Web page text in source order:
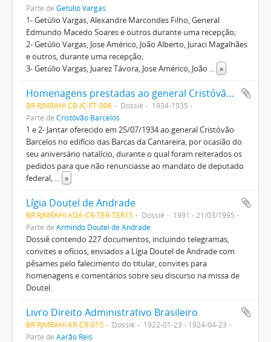
Parte de Getúlio Vargas
1- Getúlio Vargas, Alexandre Marcondes Filho, General
Edmundo Macedo Soares e outros durante uma recepção;
2- Getúlio Vargas, Jose Américo, João Alberto, Juraci Magalhães
e outros, durante uma recepção;
3- Getúlio Vargas, Juarez Távora, Jose Américo, João ... »
Homenagens prestadas ao general Cristóvão Barcelos por ocasião de seu aniversário
BR RJMRAHI CB-IC-FT-006 Dossiê
1934-1935
Parte de Cristóvão Barcelos
1 e 2- Jantar oferecido em 25/07/1934 ao general Cristóvão
Barcelos no edifício das Barcas da Cantareira, por ocasião do
seu aniversário natalício, durante o qual foram reiterados os
pedidos para que não renunciasse ao mandato de deputado
federal, ... »
Lígia Doutel de Andrade
BR RJMRAHI ADA-CR-TER-TER15 Dossiê
1991 - 21/03/1995
Parte de Armindo Doutel de Andrade
Dossiê contendo 227 documentos, incluindo telegramas,
convites e ofícios, enviados a Lígia Doutel de Andrade com
pêsames pelo falecimento do titular, convites para
homenagens e comentários sobre seu discurso na missa de
Doutel.
Livro Direito Administrativo Brasileiro
BR RJMRAHI AR-CR-015 Dossiê
1922-01-23 - 1924-04-23
Parte de Aarão Reis